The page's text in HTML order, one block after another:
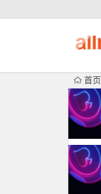
首页